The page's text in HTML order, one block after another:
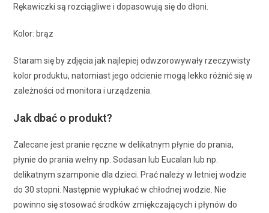
Rękawiczki są rozciągliwe i dopasowują się do dłoni.
Kolor: brąz
Staram się by zdjęcia jak najlepiej odwzorowywały rzeczywisty
kolor produktu, natomiast jego odcienie mogą lekko różnić się w
zależności od monitora i urządzenia.
Jak dbać o produkt?
Zalecane jest pranie ręczne w delikatnym płynie do prania,
płynie do prania wełny np. Sodasan lub Eucalan lub np.
delikatnym szamponie dla dzieci. Prać należy w letniej wodzie
do 30 stopni. Następnie wypłukać w chłodnej wodzie. Nie
powinno się stosować środków zmiękczających i płynów do